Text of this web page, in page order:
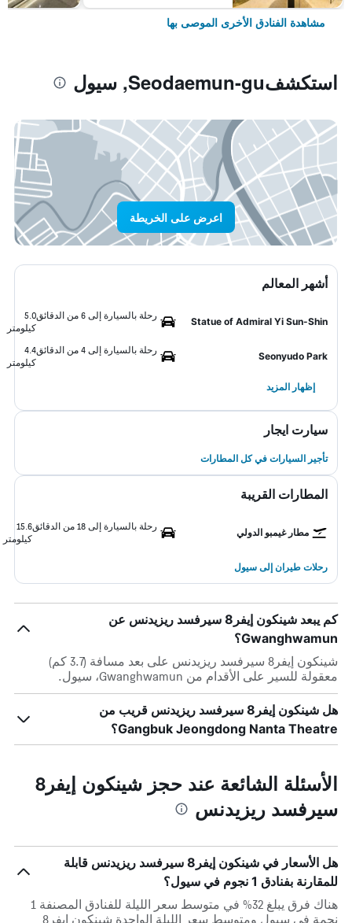
مشاهدة الفنادق الأخرى الموصى بها
استكشفSeodaemun-gu, سيول
اعرض على الخريطة
أشهر المعالم
Statue of Admiral Yi Sun-Shin
رحلة بالسيارة إلى 6 من الدقائق
5.0
كيلومتر
Seonyudo Park
رحلة بالسيارة إلى 4 من الدقائق
4.4
كيلومتر
إظهار المزيد
سيارت ايجار
تأجير السيارات في كل المطارات
المطارات القريبة
مطار غيمبو الدولي
رحلة بالسيارة إلى 18 من الدقائق
15.6
كيلومتر
رحلات طيران إلى سيول
كم يبعد شينكون إيفر8 سيرفسد ريزيدنس عن
Gwanghwamun؟
شينكون إيفر8 سيرفسد ريزيدنس على بعد مسافة (3.7 كم)
معقولة للسير على الأقدام من Gwanghwamun، سيول.
هل شينكون إيفر8 سيرفسد ريزيدنس قريب من
Gangbuk Jeongdong Nanta Theatre؟
الأسئلة الشائعة عند حجز شينكون إيفر8
سيرفسد ريزيدنس
هل الأسعار في شينكون إيفر8 سيرفسد ريزيدنس قابلة
للمقارنة بفنادق 1 نجوم في سيول؟
هناك فرق يبلغ 32% في متوسط ​​سعر الليلة للفنادق المصنفة 1
نجمة في سيول ومتوسط ​​سعر الليلة الواحدة شينكون إيفر8